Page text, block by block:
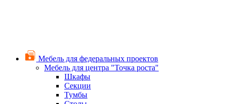
Мебель для федеральных проектов
Мебель для центра "Точка роста"
Шкафы
Секции
Тумбы